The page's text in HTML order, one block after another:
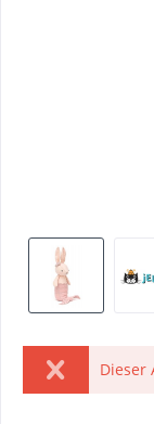
Dieser